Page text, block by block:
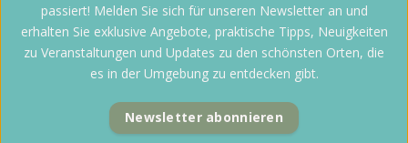
passiert! Melden Sie sich für unseren Newsletter an und
erhalten Sie exklusive Angebote, praktische Tipps, Neuigkeiten
zu Veranstaltungen und Updates zu den schönsten Orten, die
es in der Umgebung zu entdecken gibt.
Newsletter abonnieren